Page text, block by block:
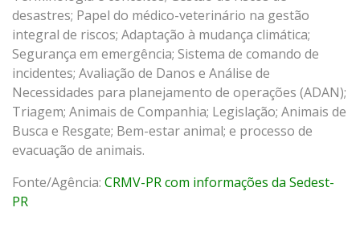
desastres; Papel do médico-veterinário na gestão
integral de riscos; Adaptação à mudança climática;
Segurança em emergência; Sistema de comando de
incidentes; Avaliação de Danos e Análise de
Necessidades para planejamento de operações (ADAN);
Triagem; Animais de Companhia; Legislação; Animais de
Busca e Resgate; Bem-estar animal; e processo de
evacuação de animais.
Fonte/Agência: CRMV-PR com informações da Sedest-
PR